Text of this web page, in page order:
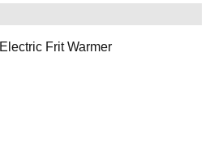
Electric Frit Warmer